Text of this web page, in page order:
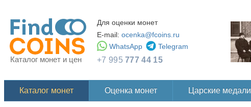
Каталог монет и цен
Для оценки монет
E-mail: ocenka@fcoins.ru
WhatsApp
Telegram
+7 995777 44 15
Каталог монет Оценка монет Царские медали